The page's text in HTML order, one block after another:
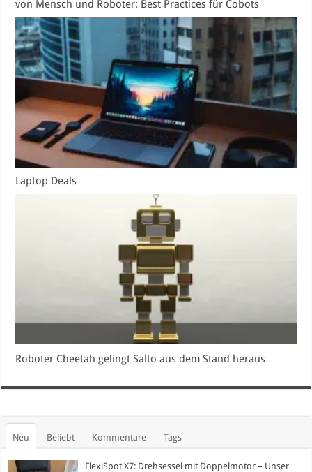
von Mensch und Roboter: Best Practices für Cobots
Laptop Deals
Roboter Cheetah gelingt Salto aus dem Stand heraus
Neu Beliebt Kommentare Tags
FlexiSpot X7: Drehsessel mit Doppelmotor – Unser